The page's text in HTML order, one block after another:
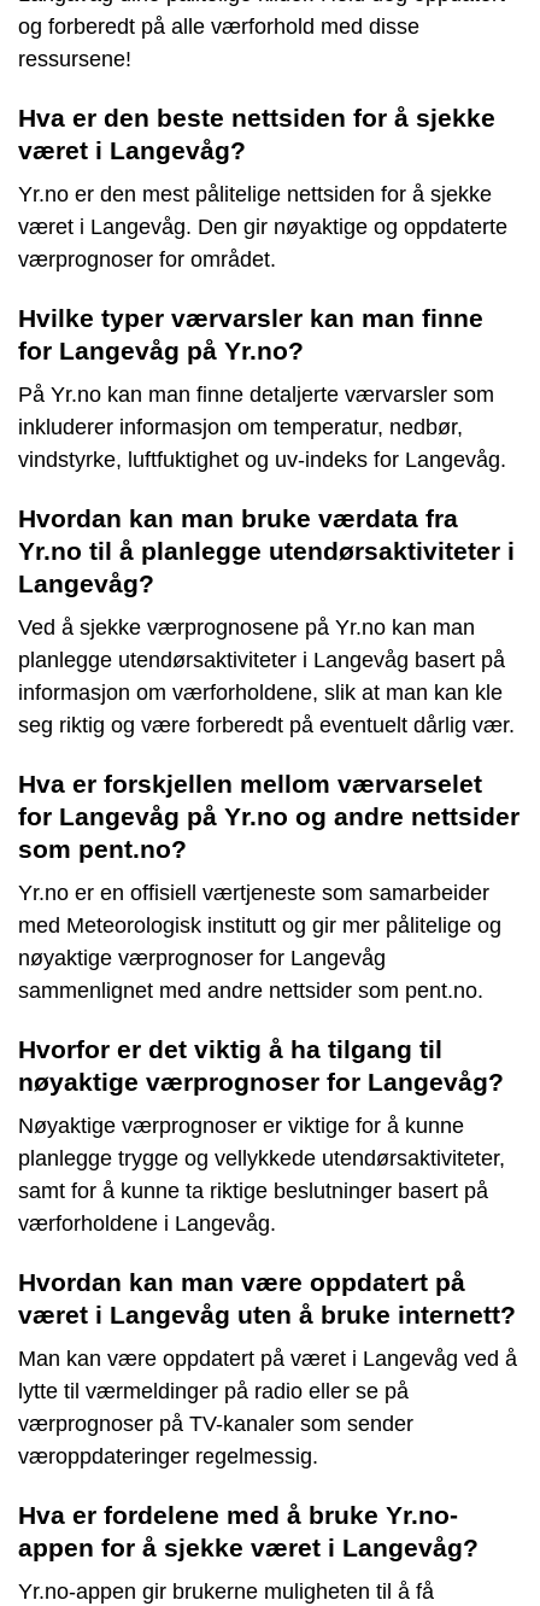
og forberedt på alle værforhold med disse
ressursene!
Hva er den beste nettsiden for å sjekke
været i Langevåg?
Yr.no er den mest pålitelige nettsiden for å sjekke
været i Langevåg. Den gir nøyaktige og oppdaterte
værprognoser for området.
Hvilke typer værvarsler kan man finne
for Langevåg på Yr.no?
På Yr.no kan man finne detaljerte værvarsler som
inkluderer informasjon om temperatur, nedbør,
vindstyrke, luftfuktighet og uv-indeks for Langevåg.
Hvordan kan man bruke værdata fra
Yr.no til å planlegge utendørsaktiviteter i
Langevåg?
Ved å sjekke værprognosene på Yr.no kan man
planlegge utendørsaktiviteter i Langevåg basert på
informasjon om værforholdene, slik at man kan kle
seg riktig og være forberedt på eventuelt dårlig vær.
Hva er forskjellen mellom værvarselet
for Langevåg på Yr.no og andre nettsider
som pent.no?
Yr.no er en offisiell værtjeneste som samarbeider
med Meteorologisk institutt og gir mer pålitelige og
nøyaktige værprognoser for Langevåg
sammenlignet med andre nettsider som pent.no.
Hvorfor er det viktig å ha tilgang til
nøyaktige værprognoser for Langevåg?
Nøyaktige værprognoser er viktige for å kunne
planlegge trygge og vellykkede utendørsaktiviteter,
samt for å kunne ta riktige beslutninger basert på
værforholdene i Langevåg.
Hvordan kan man være oppdatert på
været i Langevåg uten å bruke internett?
Man kan være oppdatert på været i Langevåg ved å
lytte til værmeldinger på radio eller se på
værprognoser på TV-kanaler som sender
væroppdateringer regelmessig.
Hva er fordelene med å bruke Yr.no-
appen for å sjekke været i Langevåg?
Yr.no-appen gir brukerne muligheten til å få